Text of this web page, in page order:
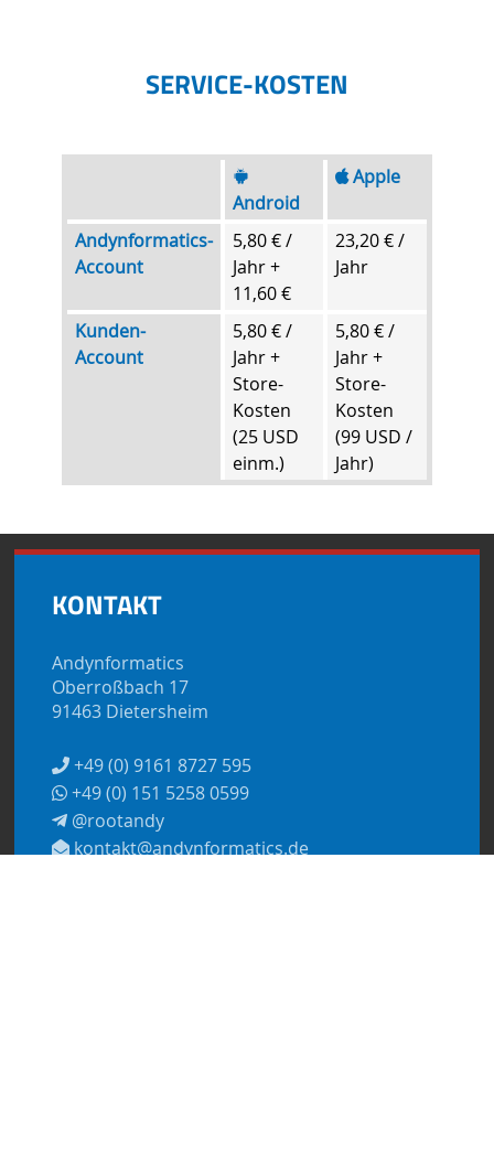
SERVICE-KOSTEN
Android
Apple
Andynformatics-
Account
5,80 € /
Jahr +
11,60 €
23,20 € /
Jahr
Kunden-
Account
5,80 € /
Jahr +
Store-
Kosten
(25 USD
einm.)
5,80 € /
Jahr +
Store-
Kosten
(99 USD /
Jahr)
KONTAKT
Andynformatics
Oberroßbach 17
91463 Dietersheim
+49 (0) 9161 8727 595
+49 (0) 151 5258 0599
@rootandy
kontakt@andynformatics.de